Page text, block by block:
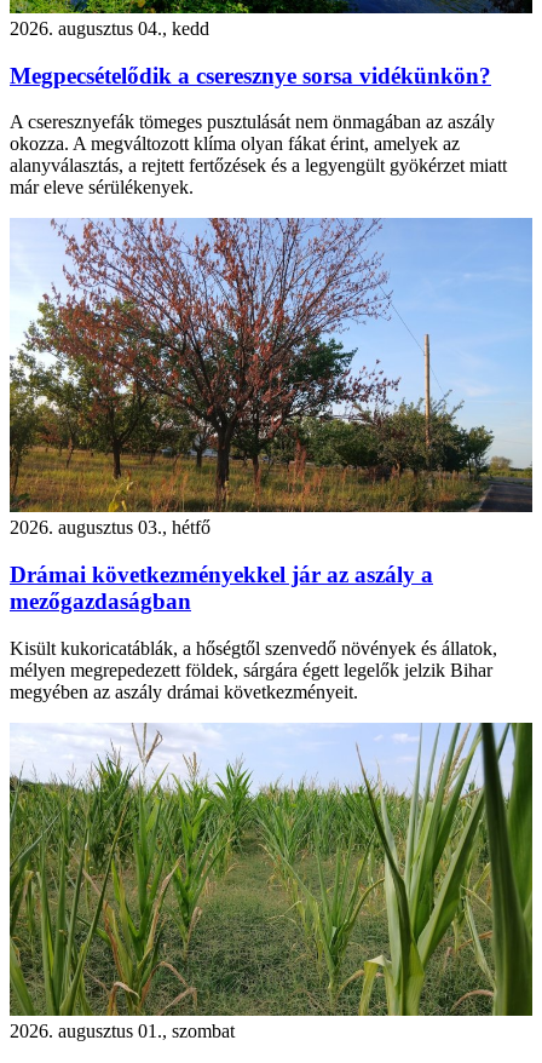
2026. augusztus 04., kedd
Megpecsételődik a cseresznye sorsa vidékünkön?
A cseresznyefák tömeges pusztulását nem önmagában az aszály
okozza. A megváltozott klíma olyan fákat érint, amelyek az
alanyválasztás, a rejtett fertőzések és a legyengült gyökérzet miatt
már eleve sérülékenyek.
2026. augusztus 03., hétfő
Drámai következményekkel jár az aszály a
mezőgazdaságban
Kisült kukoricatáblák, a hőségtől szenvedő növények és állatok,
mélyen megrepedezett földek, sárgára égett legelők jelzik Bihar
megyében az aszály drámai következményeit.
2026. augusztus 01., szombat